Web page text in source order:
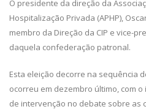
O presidente da direção da
Hospitalização Privada (APHP),
membro da Direção da CIP e vice-
daquela confederação patronal.
Esta eleição decorre na sequência
ocorreu em dezembro último, com
de intervenção no debate sobre as